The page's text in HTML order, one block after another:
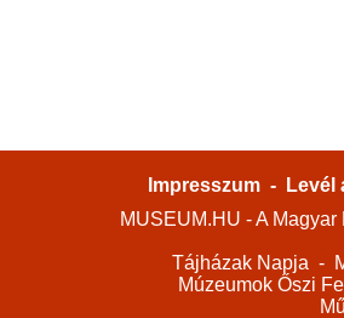
Impresszum -
Levél
MUSEUM.HU - A
Tájházak Napja -
Múzeumok Őszi